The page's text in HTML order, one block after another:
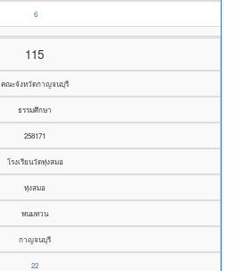
6
115
คณะจังหวัดกาญจนบุรี
ธรรมศึกษา
258171
โรงเรียนวัดทุ่งสมอ
ทุ่งสมอ
พนมทวน
กาญจนบุรี
22